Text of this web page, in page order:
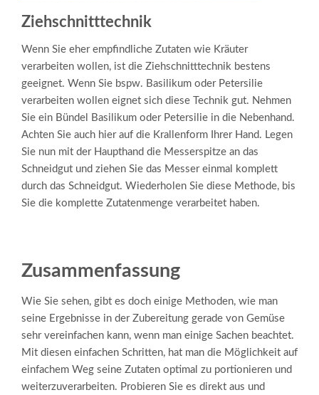
Ziehschnitttechnik
Wenn Sie eher empfindliche Zutaten wie Kräuter
verarbeiten wollen, ist die Ziehschnitttechnik bestens
geeignet. Wenn Sie bspw. Basilikum oder Petersilie
verarbeiten wollen eignet sich diese Technik gut. Nehmen
Sie ein Bündel Basilikum oder Petersilie in die Nebenhand.
Achten Sie auch hier auf die Krallenform Ihrer Hand. Legen
Sie nun mit der Haupthand die Messerspitze an das
Schneidgut und ziehen Sie das Messer einmal komplett
durch das Schneidgut. Wiederholen Sie diese Methode, bis
Sie die komplette Zutatenmenge verarbeitet haben.
Zusammenfassung
Wie Sie sehen, gibt es doch einige Methoden, wie man
seine Ergebnisse in der Zubereitung gerade von Gemüse
sehr vereinfachen kann, wenn man einige Sachen beachtet.
Mit diesen einfachen Schritten, hat man die Möglichkeit auf
einfachem Weg seine Zutaten optimal zu portionieren und
weiterzuverarbeiten. Probieren Sie es direkt aus und